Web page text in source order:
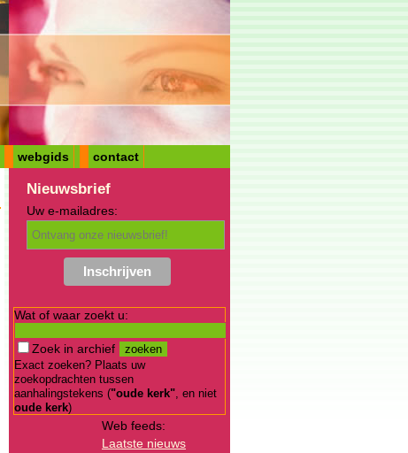
webgids contact
Nieuwsbrief
Uw e-mailadres:
Wat of waar zoekt u:
Zoek in archief
Exact zoeken? Plaats uw
zoekopdrachten tussen
aanhalingstekens ("oude kerk", en niet
oude kerk)
Web feeds:
Laatste nieuws